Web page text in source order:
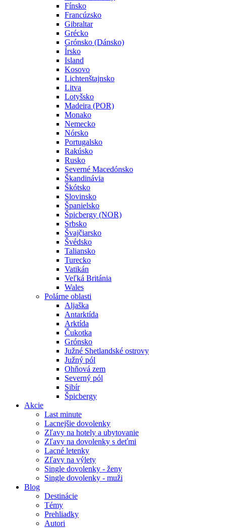
Fínsko
Francúzsko
Gibraltar
Grécko
Grónsko (Dánsko)
Írsko
Island
Kosovo
Lichtenštajnsko
Litva
Lotyšsko
Madeira (POR)
Monako
Nemecko
Nórsko
Portugalsko
Rakúsko
Rusko
Severné Macedónsko
Škandinávia
Škótsko
Slovinsko
Španielsko
Špicbergy (NOR)
Srbsko
Švajčiarsko
Švédsko
Taliansko
Turecko
Vatikán
Veľká Británia
Wales
Polárne oblasti
Aljaška
Antarktída
Arktída
Čukotka
Grónsko
Južné Shetlandské ostrovy
Južný pól
Ohňová zem
Severný pól
Sibír
Špicbergy
Akcie
Last minute
Lacnejšie dovolenky
Zľavy na hotely a ubytovanie
Zľavy na dovolenky s deťmi
Lacné letenky
Zľavy na výlety
Single dovolenky - ženy
Single dovolenky - muži
Blog
Destinácie
Témy
Prehliadky
Autori